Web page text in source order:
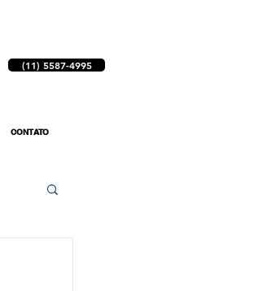
(11) 5587-4995
CONTATO